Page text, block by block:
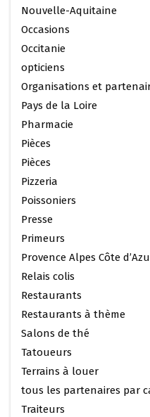
Nouvelle-Aquitaine
Occasions
Occitanie
opticiens
Organisations et
Pays de la Loire
Pharmacie
Pièces
Pièces
Pizzeria
Poissoniers
Presse
Primeurs
Provence Alpes Côte
Relais colis
Restaurants
Restaurants à thème
Salons de thé
Tatoueurs
Terrains à louer
tous les partenaires par
Traiteurs